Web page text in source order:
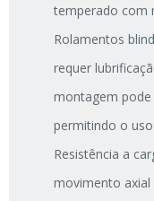
temperado com
Rolamentos
requer
montagem pode
permitindo o
Resistência a
movimento axial